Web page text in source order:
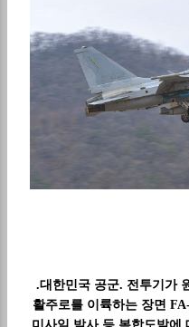
.대한민국 공군. 전투기가
활주로를 이륙하는 장면